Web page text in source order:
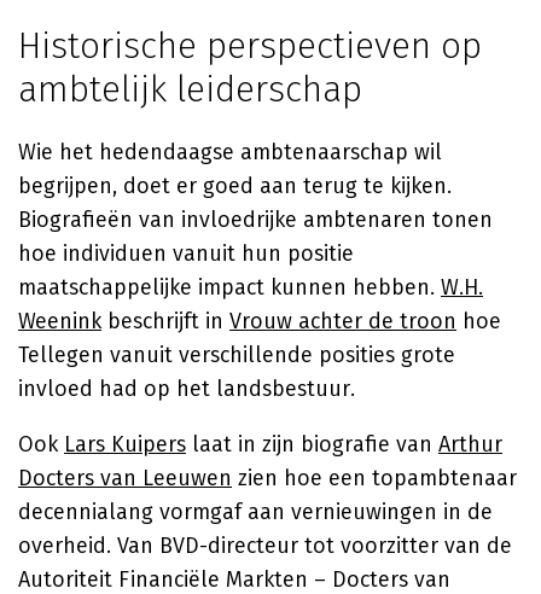
Historische perspectieven op
ambtelijk leiderschap
Wie het hedendaagse ambtenaarschap wil
begrijpen, doet er goed aan terug te kijken.
Biografieën van invloedrijke ambtenaren tonen
hoe individuen vanuit hun positie
maatschappelijke impact kunnen hebben. W.H.
Weeninkbeschrijft in Vrouw achter de troon hoe
Tellegen vanuit verschillende posities grote
invloed had op het landsbestuur.
Ook Lars Kuipers laat in zijn biografie van Arthur
Docters van Leeuwen zien hoe een topambtenaar
decennialang vormgaf aan vernieuwingen in de
overheid. Van BVD-directeur tot voorzitter van de
Autoriteit Financiële Markten – Docters van